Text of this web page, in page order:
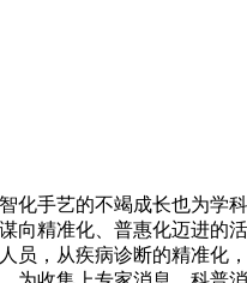
手艺的不竭成长也为学科
向精准化、普惠化迈进的
员，从疾病诊断的精准化